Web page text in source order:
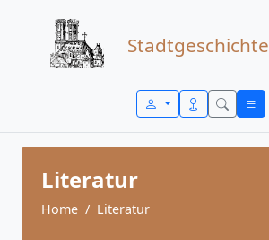
Stadtgeschichte
Literatur
Home Literatur